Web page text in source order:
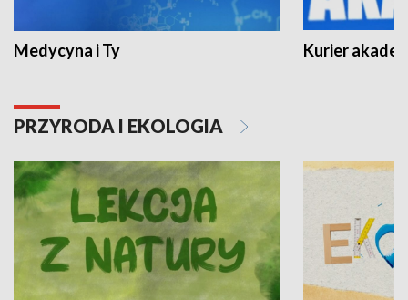
Medycyna i Ty Kurier
PRZYRODA I EKOLOGIA